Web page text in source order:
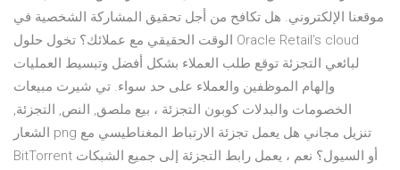
موقعنا الإلكتروني. هل تكافح من أجل تحقيق المشاركة الشخصية في
الوقت الحقيقي مع عملائك؟ تخول حلول Oracle Retail’s cloud
لبائعي التجزئة توقع طلب العملاء بشكل أفضل وتبسيط العمليات
وإلهام الموظفين والعملاء على حد سواء. تي شيرت مبيعات
الخصومات والبدلات كوبون التجزئة ، بيع ملصق, النص, التجزئة,
الشعار png تنزيل مجاني هل يعمل تجزئة الارتباط المغناطيسي مع
BitTorrent أو السيول؟ نعم ، يعمل رابط التجزئة إلى جميع الشبكات